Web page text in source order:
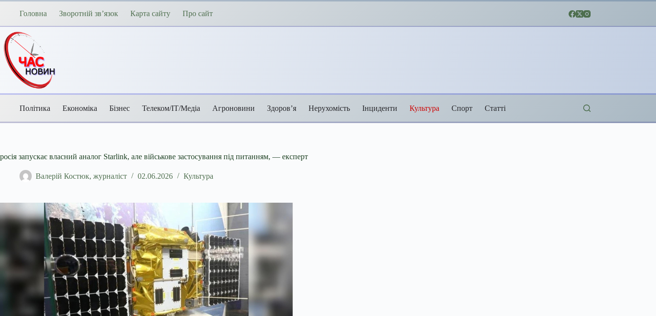
Перейти
Головна Зворотній зв’язок Карта сайту Про сайт
Політика Економіка Бізнес Телеком/ІТ/Медіа Агроновини Здоров’я Нерухомість Інциденти Культура Спорт Статті
росія запускає власний аналог Starlink, але військове застосування під питанням, — експерт
Валерій Костюк, журналіст 02.06.2026 Культура